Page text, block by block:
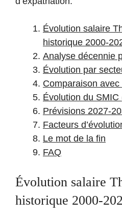
Évolution salaire
historique 2000-
Analyse décennie
Évolution par
Comparaison avec
Évolution du SMIC
Prévisions 2027-
Facteurs
Le mot de la fin
FAQ
Évolution salaire
historique 2000-